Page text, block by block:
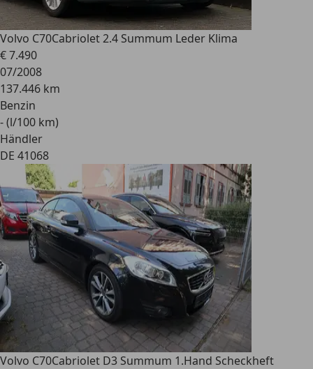
Volvo C70Cabriolet 2.4 Summum Leder Klima
€ 7.490
07/2008
137.446 km
Benzin
- (l/100 km)
Händler
DE 41068
Volvo C70Cabriolet D3 Summum 1.Hand Scheckheft